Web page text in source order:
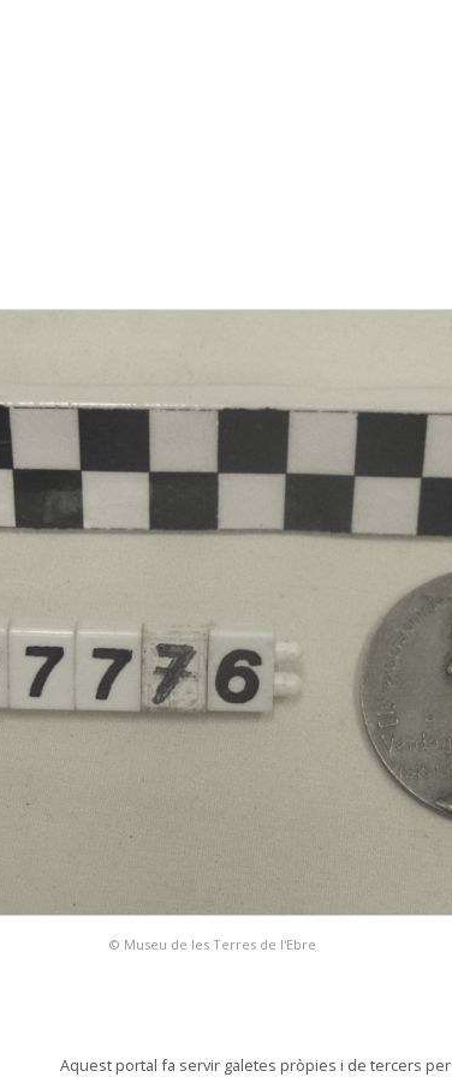
© Museu de les Terres de l'Ebre
Aquest portal fa servir galetes pròpies i de tercers per